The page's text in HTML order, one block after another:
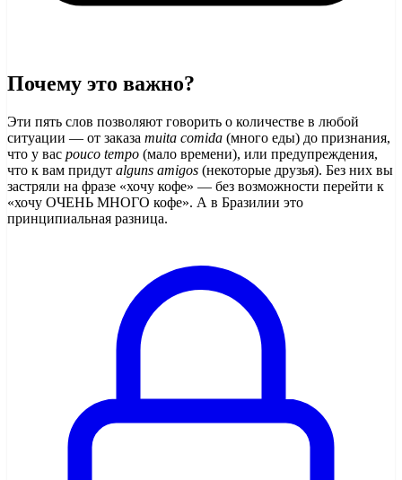
Почему это важно?
Эти пять слов позволяют говорить о количестве в любой
ситуации — от заказа muita comida (много еды) до признания,
что у вас pouco tempo (мало времени), или предупреждения,
что к вам придут alguns amigos (некоторые друзья). Без них вы
застряли на фразе «хочу кофе» — без возможности перейти к
«хочу ОЧЕНЬ МНОГО кофе». А в Бразилии это
принципиальная разница.